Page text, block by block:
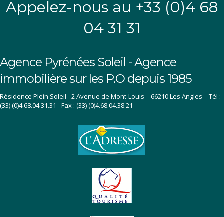
Appelez-nous au +33 (0)4 68
04 31 31
Agence Pyrénées Soleil - Agence
immobilière sur les P.O depuis 1985
Résidence Plein Soleil - 2 Avenue de Mont-Louis - 66210 Les Angles - Tél :
(33) (0)4.68.04.31.31 - Fax : (33) (0)4.68.04.38.21